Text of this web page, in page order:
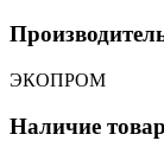
ЭКОПРОМ
Наличие